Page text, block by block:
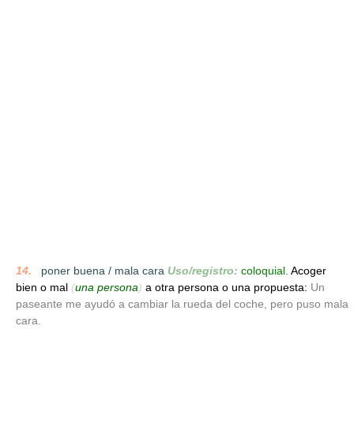
14. poner buena / mala cara Uso/registro: coloquial. Acoger
bien o mal (una persona) a otra persona o una propuesta: Un
paseante me ayudó a cambiar la rueda del coche, pero puso mala
cara.